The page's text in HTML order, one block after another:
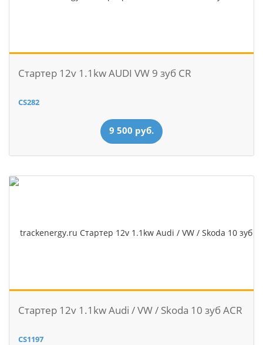
Стартер 12v 1.1kw AUDI VW 9 зуб CR
CS282
9 500 руб.
Стартер 12v 1.1kw Audi / VW / Skoda 10 зуб ACR
CS1197